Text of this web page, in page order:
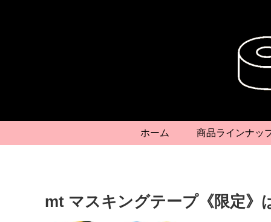
ホーム 商品ラインナッ
mt マスキングテープ《限定》